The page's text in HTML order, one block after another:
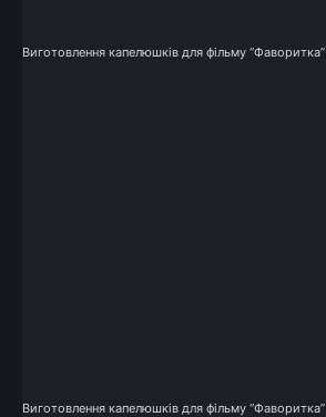
Виготовлення капелюшків для фільму “Фаворитка”
Виготовлення капелюшків для фільму “Фаворитка”